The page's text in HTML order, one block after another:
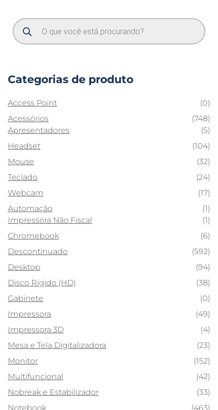
Categorias de produto
Access Point
(0)
Acessórios
(748)
Apresentadores
(5)
Headset
(104)
Mouse
(32)
Teclado
(24)
Webcam
(17)
Automação
(1)
Impressora Não Fiscal
(1)
Chromebook
(6)
Descontinuado
(592)
Desktop
(94)
Disco Rígido (HD)
(38)
Gabinete
(0)
Impressora
(49)
Impressora 3D
(4)
Mesa e Tela Digitalizadora
(23)
Monitor
(152)
Multifuncional
(42)
Nobreak e Estabilizador
(33)
Notebook
(463)